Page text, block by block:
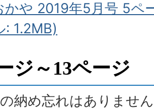
かや 2019年5月号 5ペ
: 1.2MB)
ジ～13ページ
納め忘れはありませ